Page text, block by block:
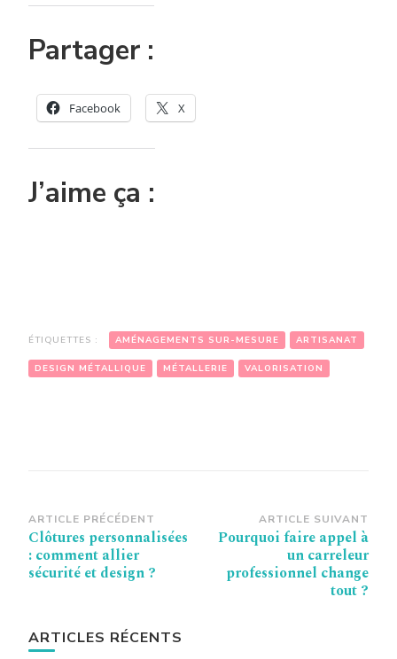
Partager :
Facebook X
J’aime ça :
ÉTIQUETTES : AMÉNAGEMENTS SUR-MESURE ARTISANAT
DESIGN MÉTALLIQUE MÉTALLERIE VALORISATION
Navigation
d’article
ARTICLE PRÉCÉDENT
Clôtures personnalisées
: comment allier
sécurité et design ?
ARTICLE SUIVANT
Pourquoi faire appel à
un carreleur
professionnel change
tout ?
ARTICLES RÉCENTS